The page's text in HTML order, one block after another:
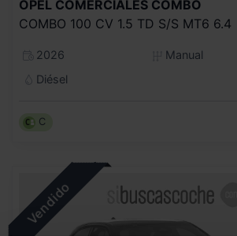
OPEL COMERCIALES COMBO
COMBO 100 CV 1.5 TD S/S MT6 6.4
2026
Manual
Diésel
C